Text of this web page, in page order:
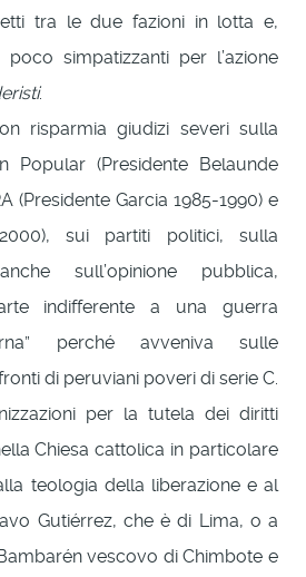
tra le due fazioni in lotta e,
simpatizzanti per l’azione
.
risparmia giudizi severi sulla
Popular (Presidente Belaunde
(Presidente Garcia 1985-1990) e
sui partiti politici, sulla
sull’opinione pubblica,
indifferente a una guerra
perché avveniva sulle
di peruviani poveri di serie C.
per la tutela dei diritti
Chiesa cattolica in particolare
teologia della liberazione e al
Gutiérrez, che è di Lima, o a
vescovo di Chimbote e